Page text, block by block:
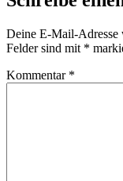
Deine E-Mail-
Felder sind mit *
Kommentar *